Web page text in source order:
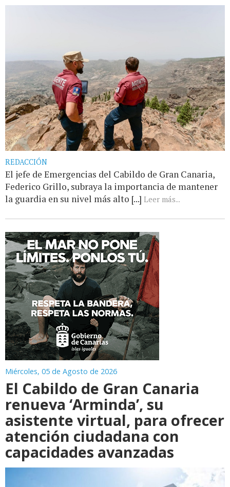
REDACCIÓN
El jefe de Emergencias del Cabildo de Gran Canaria,
Federico Grillo, subraya la importancia de mantener
la guardia en su nivel más alto [...] Leer más...
Miércoles, 05 de Agosto de 2026
El Cabildo de Gran Canaria
renueva ‘Arminda’, su
asistente virtual, para ofrecer
atención ciudadana con
capacidades avanzadas